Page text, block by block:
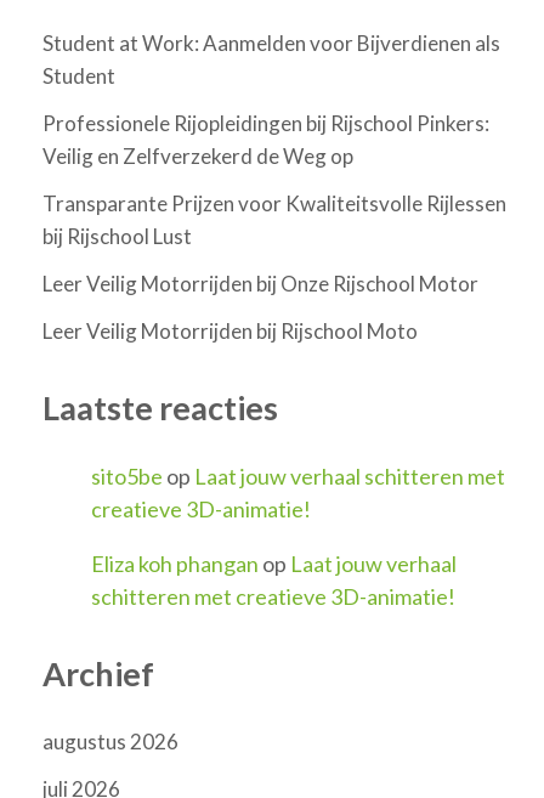
Student at Work: Aanmelden voor Bijverdienen als
Student
Professionele Rijopleidingen bij Rijschool Pinkers:
Veilig en Zelfverzekerd de Weg op
Transparante Prijzen voor Kwaliteitsvolle Rijlessen
bij Rijschool Lust
Leer Veilig Motorrijden bij Onze Rijschool Motor
Leer Veilig Motorrijden bij Rijschool Moto
Laatste reacties
sito5be op Laat jouw verhaal schitteren met
creatieve 3D-animatie!
Eliza koh phangan op Laat jouw verhaal
schitteren met creatieve 3D-animatie!
Archief
augustus 2026
juli 2026